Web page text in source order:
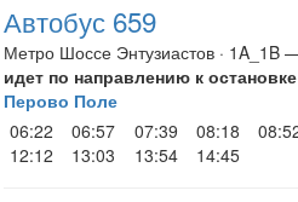
Автобус 659
Метро Шоссе Энтузиастов · 1A_1B
идет по направлению к остановке
Перово Поле
06:22
06:57 07:39 08:18
12:12
13:03 13:54 14:45